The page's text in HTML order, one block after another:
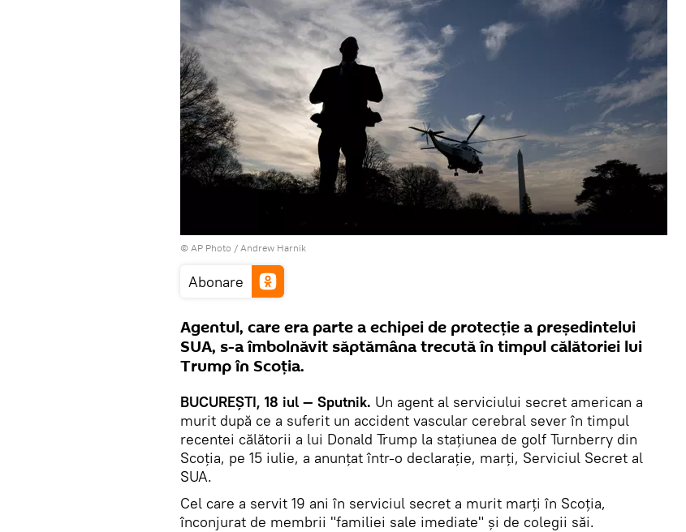
© AP Photo / Andrew Harnik
Abonare
Agentul, care era parte a echipei de protecție a președintelui
SUA, s-a îmbolnăvit săptămâna trecută în timpul călătoriei lui
Trump în Scoția.
BUCUREȘTI, 18 iul — Sputnik. Un agent al serviciului secret american a
murit după ce a suferit un accident vascular cerebral sever în timpul
recentei călătorii a lui Donald Trump la stațiunea de golf Turnberry din
Scoția, pe 15 iulie, a anunțat într-o declarație, marți, Serviciul Secret al
SUA.
Cel care a servit 19 ani în serviciul secret a murit marți în Scoția,
înconjurat de membrii "familiei sale imediate" și de colegii săi.